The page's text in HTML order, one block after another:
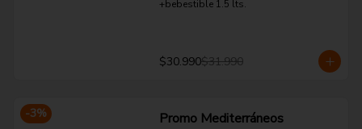
+bebestible 1.5 lts.
$30.990$31.990
-3% Promo Mediterráneos